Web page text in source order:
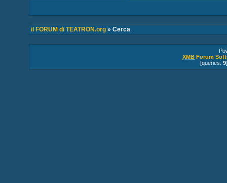
il FORUM di TEATRON.org» Cerca
XMB Forum
[queries: 9